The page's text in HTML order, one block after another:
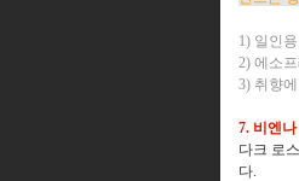
1) 일인
2) 에소
3) 취향
7. 비엔나
다크 로
다.